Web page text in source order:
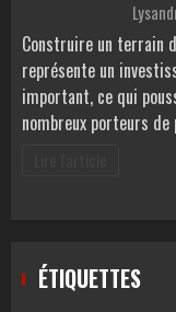
Construire un terrain
représente un
important, ce qui
nombreux porteurs
ÉTIQUETTES